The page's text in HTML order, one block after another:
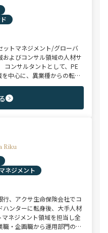
ットマネジメント/グローバ
よびコンサル領域の人材サ
コンサルタントとして、PE
中心に、異業種からの転身
層やさらなるキャリアップを
。
Riku
ネジメント
行、アクサ生命保険会社でコ
ハンターに転身後、大手人材
ネジメント領域を担当し全
・企画職から運用部門の専